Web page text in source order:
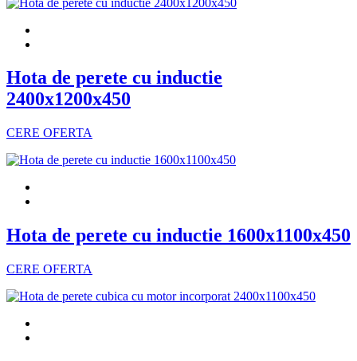
Hota de perete cu inductie
2400x1200x450
CERE OFERTA
Hota de perete cu inductie 1600x1100x450
CERE OFERTA